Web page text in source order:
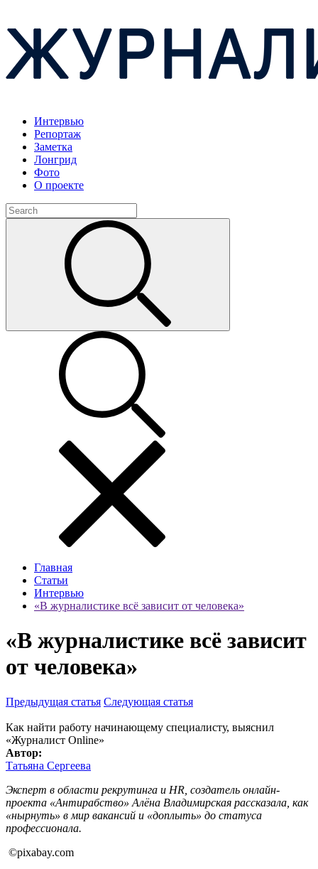
Интервью
Репортаж
Заметка
Лонгрид
Фото
О проекте
Главная
Статьи
Интервью
«В журналистике всё зависит от человека»
«В журналистике всё зависит
от человека»
Предыдущая статья Следующая статья
Как найти работу начинающему специалисту, выяснил
«Журналист Online»
Автор:
Татьяна Сергеева
Эксперт в области рекрутинга и HR , создатель онлайн-
проекта «Антирабство» Алёна Владимирская рассказала, как
«нырнуть» в мир вакансий и «доплыть» до статуса
профессионала.
©pixabay.com